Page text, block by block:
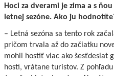
Hoci za dverami je zima a s
letnej sezóne. Ako ju
– Letná sezóna sa tento rok
pričom trvala až do začiatku
mohli hostiť viac ako šesťdesiat
hostí, vrátane turistov. Z